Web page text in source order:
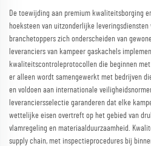
De toewijding aan premium kwaliteitsborging
hoeksteen van uitzonderlijke
branchetoppers zich onderscheiden van
leveranciers van kampeer gaskachels
kwaliteitscontroleprotocollen die beginnen
er alleen wordt samengewerkt met bedrijven
en voldoen aan internationale
leveranciersselectie garanderen dat elke
wettelijke eisen overtreft op het gebied van
vlamregeling en materiaalduurzaamheid.
supply chain, met inspectieprocedures bij